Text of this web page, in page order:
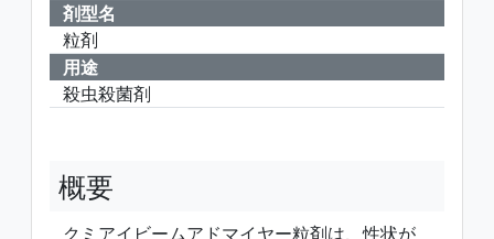
剤型名
粒剤
用途
殺虫殺菌剤
概要
クミアイビームアドマイヤー粒剤は、性状が